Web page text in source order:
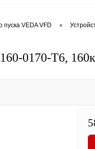
пуска VEDA VFD •
0170-T6,